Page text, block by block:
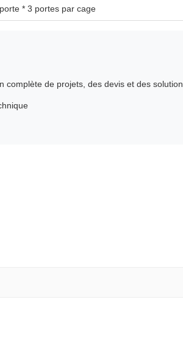
* 3 portes par cage
de projets, des devis et des